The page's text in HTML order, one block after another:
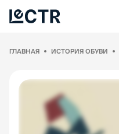
ГЛАВНАЯ ИСТОРИЯ ОБУВИ